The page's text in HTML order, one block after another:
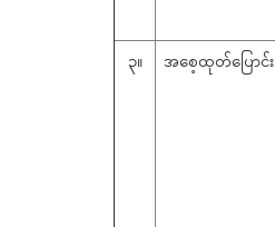
၃။ အစေ့ထုတ်ပြောင်း